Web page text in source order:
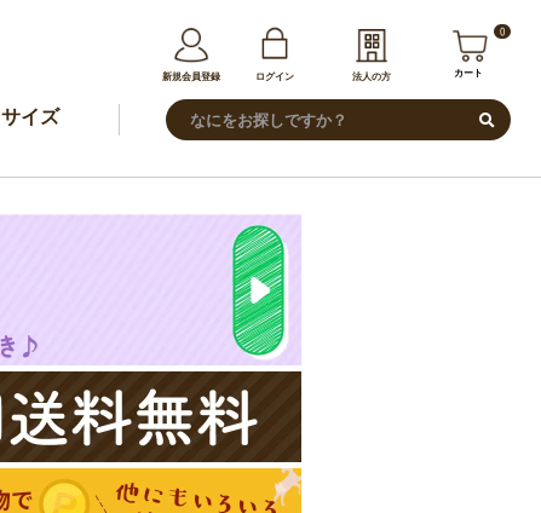
新規会員登録 ログイン 法人の方
0
カート
サイズ